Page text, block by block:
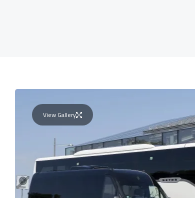
View Gallery